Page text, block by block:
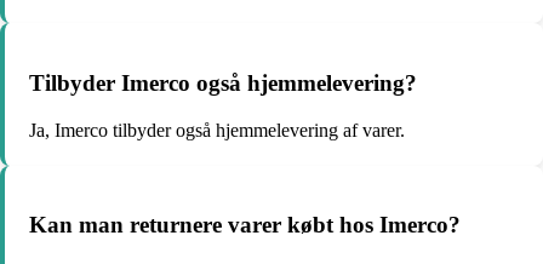
Tilbyder Imerco også hjemmelevering?
Ja, Imerco tilbyder også hjemmelevering af varer.
Kan man returnere varer købt hos Imerco?